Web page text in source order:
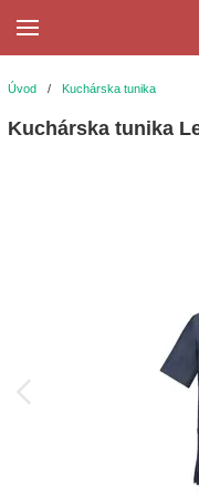
Úvod / Kuchárska tunika
Kuchárska tunika